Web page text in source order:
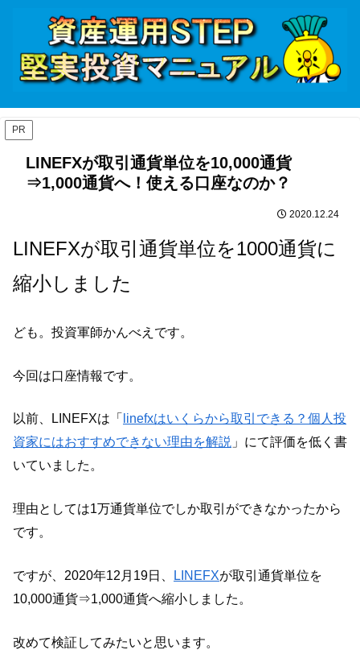
PR
LINEFXが取引通貨単位を10,000通貨
⇒1,000通貨へ！使える口座なのか？
2020.12.24
LINEFXが取引通貨単位を1000通貨に
縮小しました
ども。投資軍師かんべえです。
今回は口座情報です。
以前、LINEFXは「
linefxはいくらから取引できる？個人投
資家にはおすすめできない理由を解説 」にて評価を低く書
いていました。
理由としては1万通貨単位でしか取引ができなかったから
です。
ですが、2020年12月19日、 LINEFXが取引通貨単位を
10,000通貨⇒1,000通貨へ縮小しました。
改めて検証してみたいと思います。